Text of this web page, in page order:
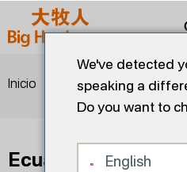
Inicio Distribuidores >
Ecuador
We've detected
speaking a
Do you want to
English